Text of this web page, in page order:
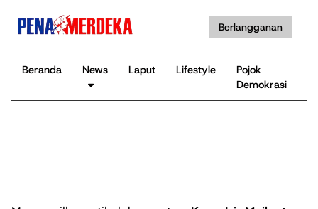
Berlangganan
Beranda News Laput Lifestyle
Pojok
Demokrasi